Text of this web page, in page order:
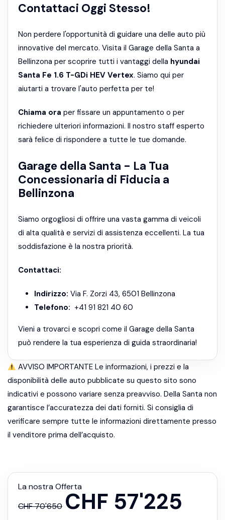
Contattaci Oggi Stesso!
Non perdere l'opportunità di guidare una delle auto più
innovative del mercato. Visita il Garage della Santa a
Bellinzona per scoprire tutti i vantaggi della hyundai
Santa Fe 1.6 T-GDi HEV Vertex. Siamo qui per
aiutarti a trovare l'auto perfetta per te!
Chiama ora per fissare un appuntamento o per
richiedere ulteriori informazioni. Il nostro staff esperto
sarà felice di rispondere a tutte le tue domande.
Garage della Santa - La Tua
Concessionaria di Fiducia a
Bellinzona
Siamo orgogliosi di offrire una vasta gamma di veicoli
di alta qualità e servizi di assistenza eccellenti. La tua
soddisfazione è la nostra priorità.
Contattaci:
Indirizzo: Via F. Zorzi 43, 6501 Bellinzona
Telefono: +41 91 821 40 60
Vieni a trovarci e scopri come il Garage della Santa
può rendere la tua esperienza di guida straordinaria!
AVVISO IMPORTANTE Le informazioni, i prezzi e la
disponibilità delle auto pubblicate su questo sito sono
indicativi e possono variare senza preavviso. Della Santa non
garantisce l’accuratezza dei dati forniti. Si consiglia di
verificare sempre tutte le informazioni direttamente presso
il venditore prima dell’acquisto.
La nostra Offerta
CHF70'650 CHF 57'225